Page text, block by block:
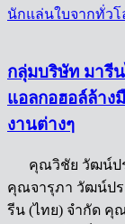
นักแล่นใบจากทั่วโ
กลุ่มบริษัท มารี
แอลกอฮอล์ล้าง
งานต่างๆ
คุณวิชัย วัฒน์ประ
คุณจารุภา วัฒน์ปร
รีน (ไทย) จำกัด คุ